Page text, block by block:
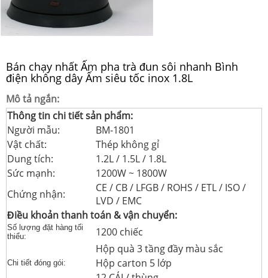
Bán chạy nhất Ấm pha trà đun sôi nhanh Bình
điện không dây Ấm siêu tốc inox 1.8L
Mô tả ngắn:
Thông tin chi tiết sản phẩm:
Người mẫu:
BM-1801
Vật chất:
Thép không gỉ
Dung tích:
1.2L / 1.5L / 1.8L
Sức mạnh:
1200W ~ 1800W
Chứng nhận:
CE / CB / LFGB / ROHS / ETL / ISO /
LVD / EMC
Điều khoản thanh toán & vận chuyển:
Số lượng đặt hàng tối
thiểu:
1200 chiếc
Chi tiết đóng gói:
Hộp quà 3 tầng đầy màu sắc
Hộp carton 5 lớp